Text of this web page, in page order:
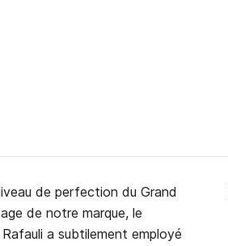
de perfection du Grand
de notre marque, le
a subtilement employé